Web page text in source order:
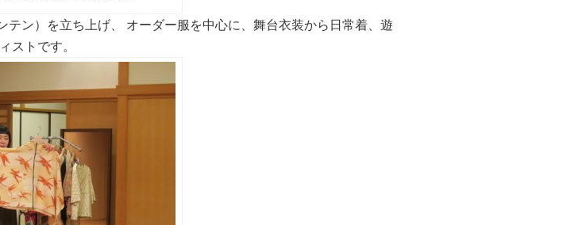
ン）を立ち上げ、 オーダー服を中心に、舞台衣装から日常着、遊
ストです。